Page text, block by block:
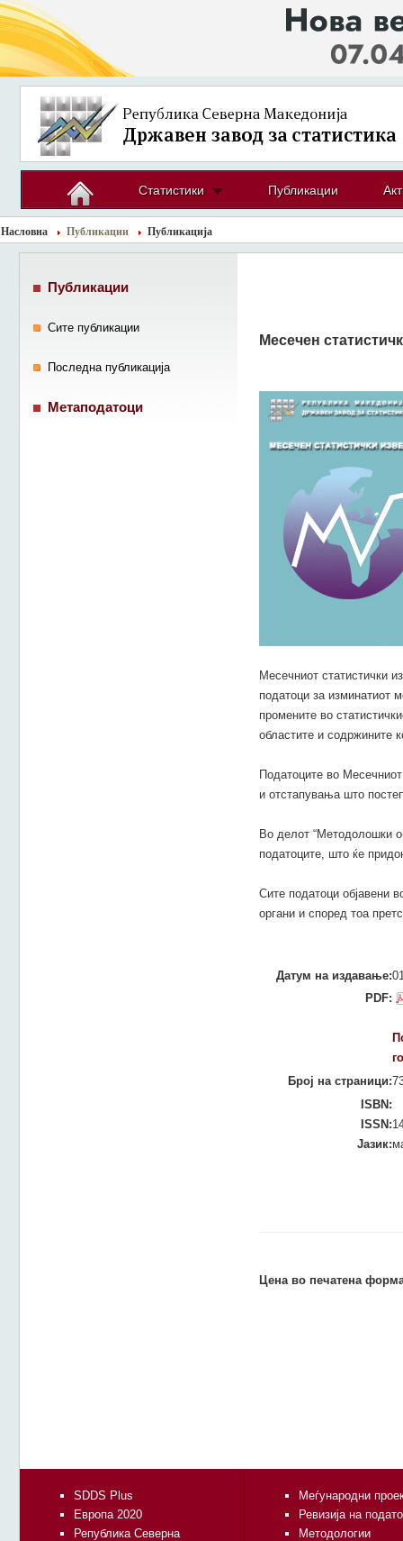
Статистики Публикации
Насловна Публикации Публикација
Месечен
Месечниот статистички
податоци за изминатиот
промените во
областите и содржините
Податоците во
и отстапувања што
Во делот “Методолошки
податоците, што ќе
Сите податоци објавени
органи и според тоа
Датум на издавање:
PDF:
Број на страници:
ISBN:
ISSN:
Јазик:
Цена во печатена
Публикации
Сите публикации
Последна публикација
Метаподатоци
SDDS Plus
Европа 2020
Република Северна
Меѓународни
Ревизија на
Методологии